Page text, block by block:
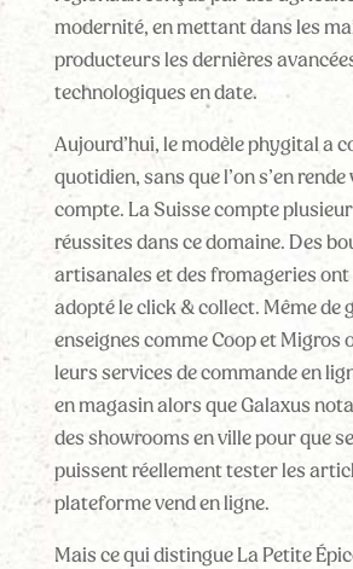
modernité, en mettant dans les
producteurs les dernières
technologiques en date.
Aujourd’hui, le modèle phygital a
quotidien, sans que l’on s’en
compte. La Suisse compte
réussites dans ce domaine. Des
artisanales et des fromageries ont
adopté le click & collect. Même de
enseignes comme Coop et Migros
leurs services de commande en
en magasin alors que Galaxus
des showrooms en ville pour que
puissent réellement tester les
plateforme vend en ligne.
Mais ce qui distingue La Petite